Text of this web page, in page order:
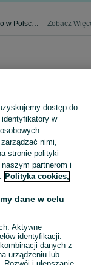
Skorzystaj z największego serwisu ogłoszeniowego w Polsce. Kupuj to, czego pragniesz i sprzedawaj to, czego już nie potrzebujesz w kategorii Ligier! Zobacz
dostęp do
w
nimi,
stronie polityki
partnerom i
Polityka cookies,
dane w celu
Aktywne
identyfikacji.
danych z
urządzeniu lub